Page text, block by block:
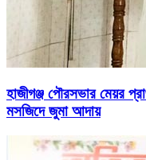
হাজীগঞ্জ পৌরসভার মেয়র
মসজিদে জুমা আদায়